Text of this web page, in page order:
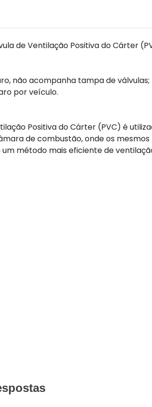
de Ventilação Positiva do Cárter
não acompanha tampa de válvulas;
por veículo.
Positiva do Cárter (PVC) é
de combustão, onde os
método mais eficiente de